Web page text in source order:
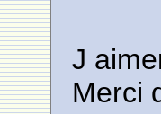
J
Merci